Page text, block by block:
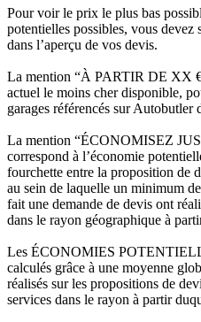
Pour voir le prix le plus bas
potentielles possibles, vous devez
dans l’aperçu de vos devis.
La mention “À PARTIR DE XX
actuel le moins cher disponible,
garages référencés sur Autobutler
La mention “ÉCONOMISEZ
correspond à l’économie
fourchette entre la proposition de
au sein de laquelle un minimum
fait une demande de devis ont
dans le rayon géographique à
Les ÉCONOMIES
calculés grâce à une moyenne
réalisés sur les propositions de
services dans le rayon à partir